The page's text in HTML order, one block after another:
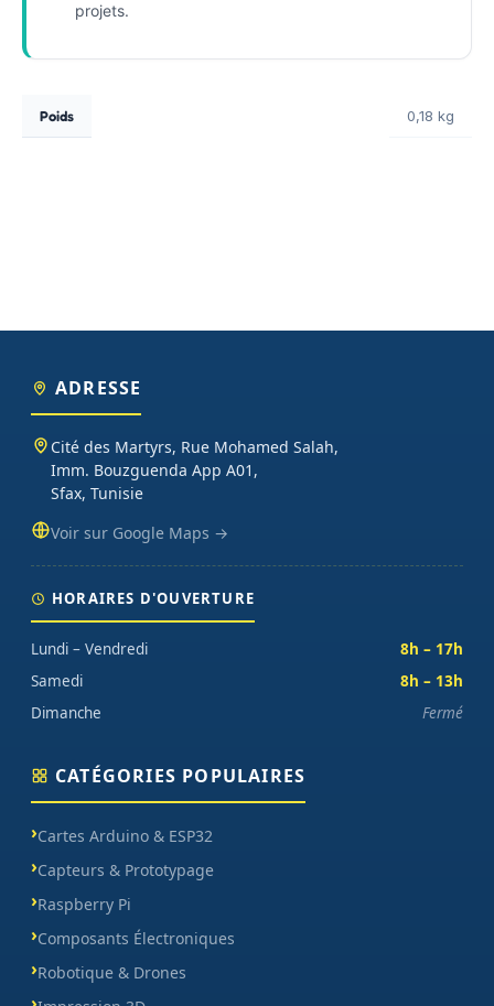
projets.
Poids 0,18 kg
ADRESSE
Cité des Martyrs, Rue Mohamed Salah,
Imm. Bouzguenda App A01,
Sfax, Tunisie
Voir sur Google Maps →
HORAIRES D'OUVERTURE
Lundi – Vendredi
8h – 17h
Samedi
8h – 13h
Dimanche
Fermé
CATÉGORIES POPULAIRES
Cartes Arduino & ESP32
Capteurs & Prototypage
Raspberry Pi
Composants Électroniques
Robotique & Drones